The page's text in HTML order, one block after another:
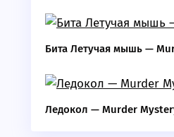
Бита Летучая мышь —
Ледокол — Murder